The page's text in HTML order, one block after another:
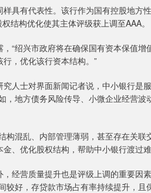
有代表性。该行作为国有控股地方
结构优化使其主体评级获上调至AAA。
绍兴市政府将在确保国有资本保值增
，优化该行资本结构。”
士对界面新闻记者说，中小银行是
，地方债务风险传导、小微企业经营
混乱、内部管理薄弱，甚至存在关联
、优化股权结构，帮助中小银行渡过难
营质量提升也是评级上调的重要因
较好，存贷款市场占有率持续提升，